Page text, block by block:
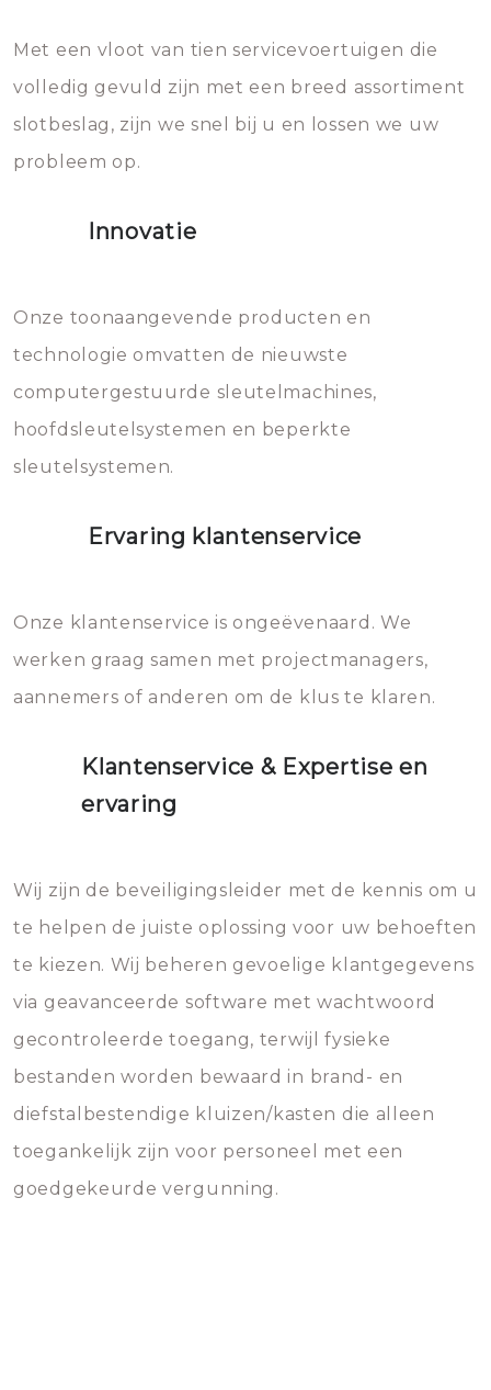
eroverheen hebt gegooid weer
bevriezen.
die relatief gemakkelijk te
beschadigen zijn. In veel
gevallen zult u schade aan de
sloten veroorzaken, waardoor
geheel vervangen moet worden.
mee, die u gemakkelijk kunt
vermijden.
Met een vloot van tien servicevoertuigen die
volledig gevuld zijn met een breed assortiment
slotbeslag, zijn we snel bij u en lossen we uw
probleem op.
Innovatie
Onze toonaangevende producten en
technologie omvatten de nieuwste
computergestuurde sleutelmachines,
hoofdsleutelsystemen en beperkte
sleutelsystemen.
Ervaring klantenservice
Onze klantenservice is ongeëvenaard. We
werken graag samen met projectmanagers,
aannemers of anderen om de klus te klaren.
Klantenservice & Expertise en
ervaring
Wij zijn de beveiligingsleider met de kennis om u
te helpen de juiste oplossing voor uw behoeften
te kiezen. Wij beheren gevoelige klantgegevens
via geavanceerde software met wachtwoord
gecontroleerde toegang, terwijl fysieke
bestanden worden bewaard in brand- en
diefstalbestendige kluizen/kasten die alleen
toegankelijk zijn voor personeel met een
goedgekeurde vergunning.